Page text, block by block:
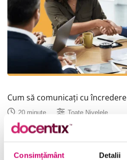
Consimțământ Detalii
Cum să comunicați cu încredere
20 minute Toate Nivelele
Vezi Detalii